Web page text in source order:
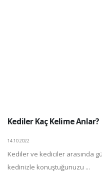
Kediler Kaç Kelime Anlar?
14.10.2022
Kediler ve kediciler arasında
kedinizle konuştuğunuzu ...